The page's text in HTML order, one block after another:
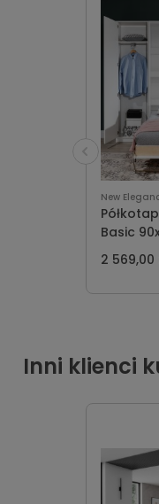
New
Basic
2 569,00
Inni klienci